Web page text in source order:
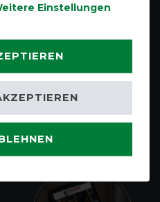
Deckenreparatur
Einstellungen